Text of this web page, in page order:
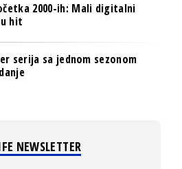
2000-ih: Mali digitalni
hit
serija sa jednom sezonom
NEWSLETTER